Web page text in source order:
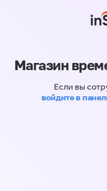
Магазин
Если вы
войдите в